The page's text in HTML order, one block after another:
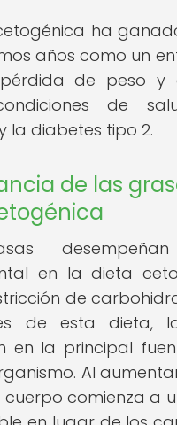
ha
años como un
de peso y
de
la diabetes tipo 2.
de las
en la dieta
de
de esta dieta,
en la principal
Al
cuerpo comienza a